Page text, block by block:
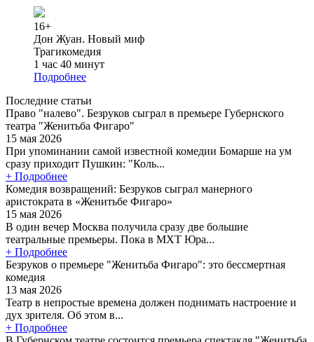
16+
Дон Жуан. Новый миф
Трагикомедия
1 час 40 минут
Подробнее
Последние статьи
Право "налево". Безруков сыграл в премьере Губернского
театра "Женитьба Фигаро"
15 мая 2026
При упоминании самой известной комедии Бомарше на ум
сразу приходит Пушкин: "Коль...
+ Подробнее
Комедия возвращений: Безруков сыграл манерного
аристократа в «Женитьбе Фигаро»
15 мая 2026
В один вечер Москва получила сразу две большие
театральные премьеры. Пока в МХТ Юра...
+ Подробнее
Безруков о премьере "Женитьба Фигаро": это бессмертная
комедия
13 мая 2026
Театр в непростые времена должен поднимать настроение и
дух зрителя. Об этом в...
+ Подробнее